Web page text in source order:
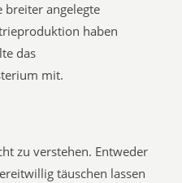
breiter angelegte
haben
das
mit.
zu verstehen. Entweder
täuschen lassen